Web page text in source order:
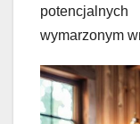
wymarzonym